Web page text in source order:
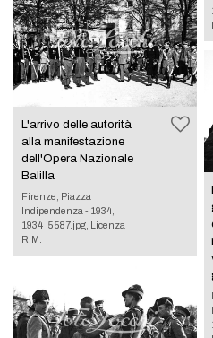
L'arrivo delle autorità
alla manifestazione
dell'Opera Nazionale
Balilla
Firenze, Piazza
Indipendenza - 1934,
1934_5587.jpg, Licenza
R.M.